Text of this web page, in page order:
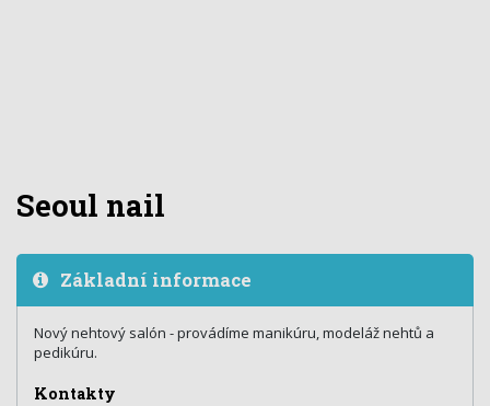
Seoul nail
Základní informace
Nový nehtový salón - provádíme manikúru, modeláž nehtů a
pedikúru.
Kontakty